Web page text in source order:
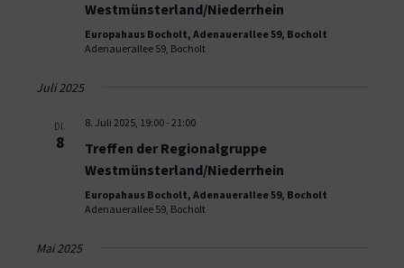
Westmünsterland/Niederrhein
Europahaus Bocholt, Adenauerallee 59, Bocholt
Adenauerallee 59, Bocholt
Juli 2025
DI.
8
8. Juli 2025, 19:00- 21:00
Treffen der Regionalgruppe
Westmünsterland/Niederrhein
Europahaus Bocholt, Adenauerallee 59, Bocholt
Adenauerallee 59, Bocholt
Mai 2025